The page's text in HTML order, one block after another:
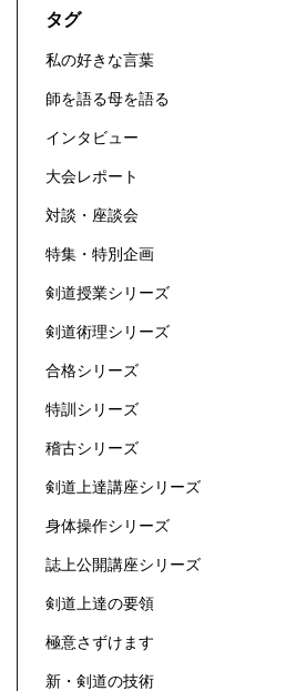
タグ
私の好きな言葉
師を語る母を語る
インタビュー
大会レポート
対談・座談会
特集・特別企画
剣道授業シリーズ
剣道術理シリーズ
合格シリーズ
特訓シリーズ
稽古シリーズ
剣道上達講座シリーズ
身体操作シリーズ
誌上公開講座シリーズ
剣道上達の要領
極意さずけます
新・剣道の技術